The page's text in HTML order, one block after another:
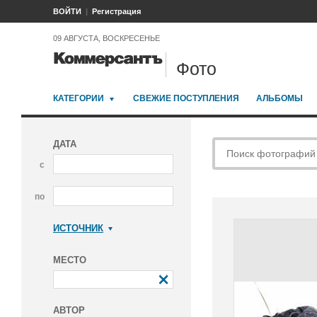
ВОЙТИ Регистрация
09 АВГУСТА, ВОСКРЕСЕНЬЕ
Фото
КАТЕГОРИИ СВЕЖИЕ ПОСТУПЛЕНИЯ АЛЬБОМЫ
ДАТА
с
по
ИСТОЧНИК
МЕСТО
АВТОР